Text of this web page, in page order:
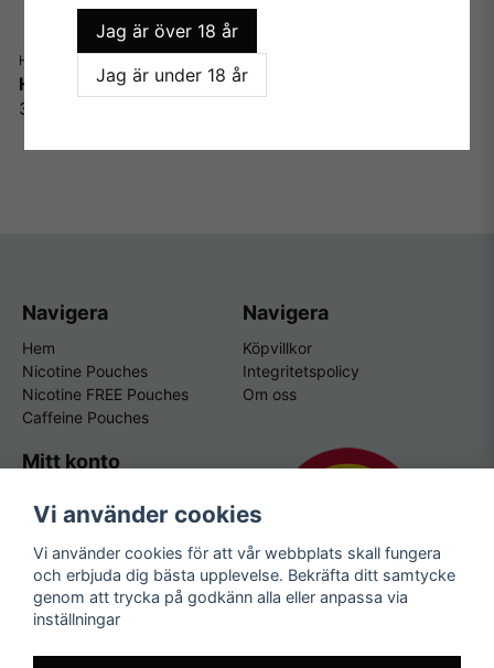
HICAFF
HICAFF Energy Rush
35 kr
Jag är över 18 år
Jag är under 18 år
Navigera
Hem
Nicotine Pouches
Nicotine FREE Pouches
Caffeine Pouches
Navigera
Köpvillkor
Integritetspolicy
Om oss
Mitt konto
Registrera dig
Glömt lösenord?
innehåller nikotin. Du måste
Vi använder cookies
Vi använder cookies för att vår webbplats skall fungera
och erbjuda dig bästa upplevelse. Bekräfta ditt samtycke
genom att trycka på godkänn alla eller anpassa via
inställningar